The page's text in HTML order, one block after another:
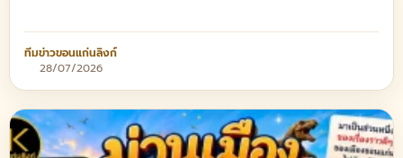
ทีมข่าวขอนแก่นลิงก์
28/07/2026